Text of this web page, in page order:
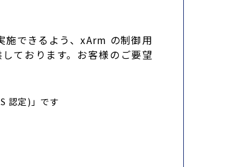
施できるよう、xArm の制御用
ております。お客様のご要望
認定)」です